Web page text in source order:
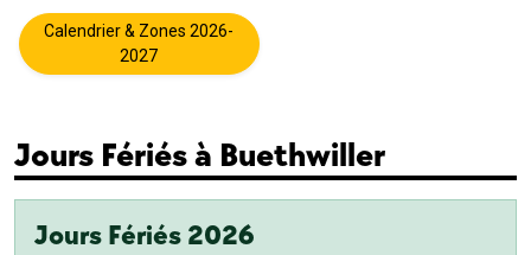
Calendrier & Zones 2026-
2027
Jours Fériés à Buethwiller
Jours Fériés 2026